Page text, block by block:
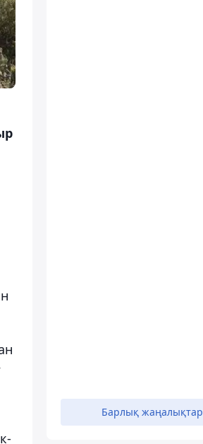
Барлық жаңалықтар